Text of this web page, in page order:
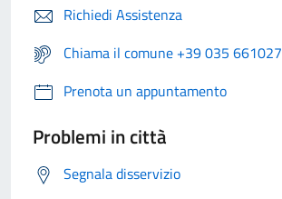
Richiedi Assistenza
Chiama il comune +39 035 661027
Prenota un appuntamento
Problemi in città
Segnala disservizio